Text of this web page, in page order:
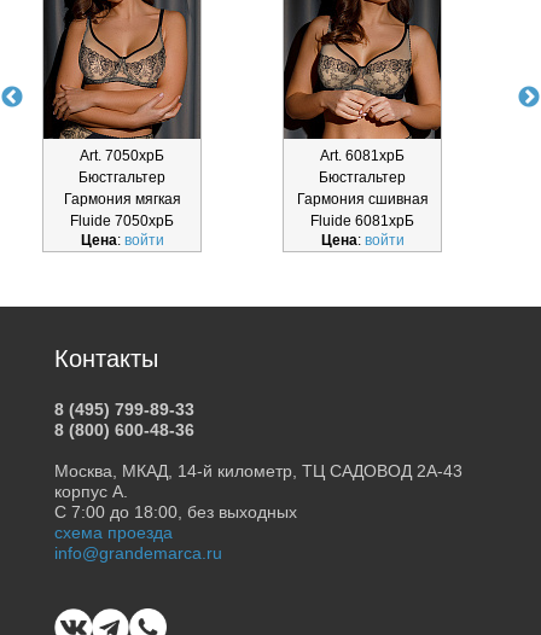
Art. 7050хрБ
Бюстгальтер
Гармония мягкая
Fluide 7050хрБ
Цена: войти
Art. 6081хрБ
Бюстгальтер
Гармония сшивная
Fluide 6081хрБ
Цена: войти
Контакты
8 (495) 799-89-33
8 (800) 600-48-36
Москва, МКАД, 14-й километр, ТЦ САДОВОД 2А-43
корпус А.
С 7:00 до 18:00, без выходных
схема проезда
info@grandemarca.ru